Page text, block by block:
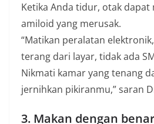
Ketika Anda tidur, otak
amiloid yang merusak.
“Matikan peralatan
terang dari layar, tidak ada
Nikmati kamar yang tenang
jernihkan pikiranmu,” saran
3. Makan dengan